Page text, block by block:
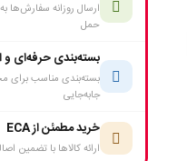
ارسال روزانه سفارش‌ها
حمل
بسته‌بندی حرفه‌ای و
بسته‌بندی مناسب برای
جابه‌جایی
خرید مطمئن از ECA
ارائه کالاها با تضمین